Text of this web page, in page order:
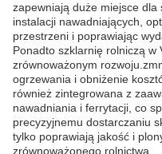
zapewniają duże miejsce dla
instalacji nawadniających,
przestrzeni i poprawiając
Ponadto szklarnię rolniczą w
zrównoważonym
ogrzewania i obniżenie
również zintegrowana z
nawadniania i ferrytacji, co
precyzyjnemu dostarczaniu
tylko poprawiają jakość i
zrównoważonego rolnictwa.